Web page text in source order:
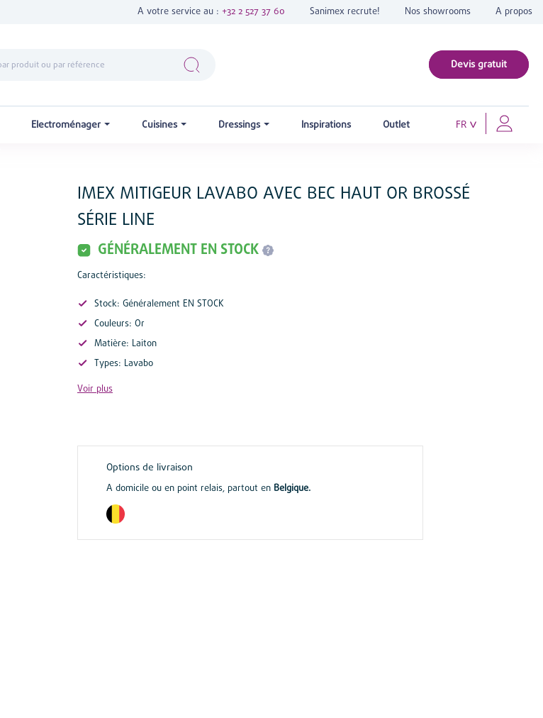
A votre service au : +32 2 527 37 60 Sanimex recrute! Nos showrooms A propos
Devis gratuit
Electroménager Cuisines Dressings Inspirations Outlet FR
IMEX MITIGEUR LAVABO AVEC BEC HAUT OR BROSSÉ
SÉRIE LINE
GÉNÉRALEMENT EN STOCK
Caractéristiques:
Stock: Généralement EN STOCK
Couleurs: Or
Matière: Laiton
Types: Lavabo
Voir plus
Options de livraison
A domicile ou en point relais, partout en Belgique.